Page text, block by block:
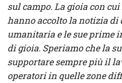
sul campo. La gioia con
hanno accolto la notizia di
umanitaria e le sue prime
di gioia. Speriamo che la
supportare sempre più il
operatori in quelle zone